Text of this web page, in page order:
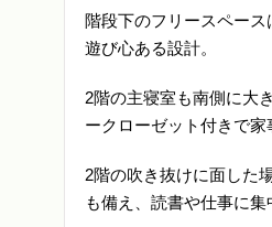
階段下のフリースペー
遊び心ある設計。
2階の主寝室も南側に大
ークローゼット付きで家
2階の吹き抜けに面した
も備え、読書や仕事に